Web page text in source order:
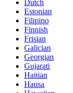
Dutch
Estonian
Filipino
Finnish
Frisian
Galician
Georgian
Gujarati
Haitian
Hausa